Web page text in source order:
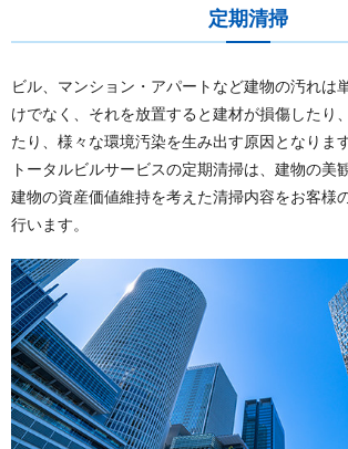
定期清掃
ビル、マンション・アパートなど建物の汚れは
けでなく、それを放置すると建材が損傷したり、
たり、様々な環境汚染を生み出す原因となります
トータルビルサービスの定期清掃は、建物の美
建物の資産価値維持を考えた清掃内容をお客様
行います。